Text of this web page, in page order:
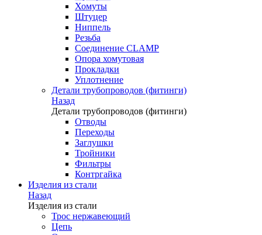
Хомуты
Штуцер
Ниппель
Резьба
Соединение CLAMP
Опора хомутовая
Прокладки
Уплотнение
Детали трубопроводов (фитинги)
Назад
Детали трубопроводов (фитинги)
Отводы
Переходы
Заглушки
Тройники
Фильтры
Контргайка
Изделия из стали
Назад
Изделия из стали
Трос нержавеющий
Цепь